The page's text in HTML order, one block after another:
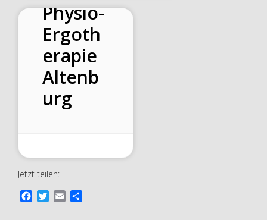
Physio-
Ergoth
erapie
Altenb
urg
Jetzt teilen:
F
T
E